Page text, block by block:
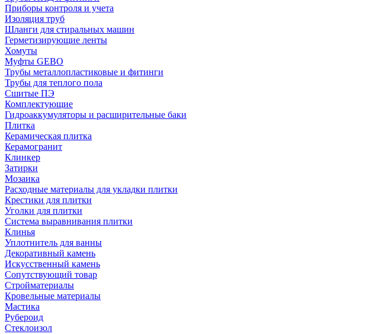
Приборы контроля и учета
Изоляция труб
Шланги для стиральных машин
Герметизирующие ленты
Хомуты
Муфты GEBO
Трубы металлопластиковые и фитинги
Трубы для теплого пола
Сшитые ПЭ
Комплектующие
Гидроаккумуляторы и расширительные баки
Плитка
Керамическая плитка
Керамогранит
Клинкер
Затирки
Мозаика
Расходные материалы для укладки плитки
Крестики для плитки
Уголки для плитки
Система выравнивания плитки
Клинья
Уплотнитель для ванны
Декоративный камень
Искусственный камень
Сопутствующий товар
Стройматериалы
Кровельные материалы
Мастика
Рубероид
Стеклоизол